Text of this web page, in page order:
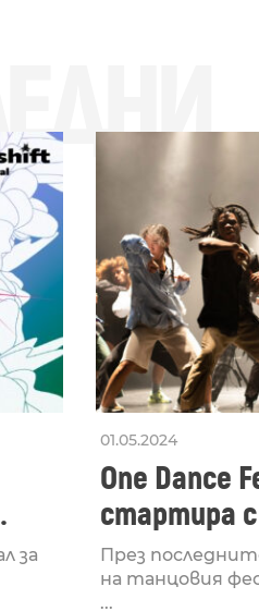
за
01.05.2024
One Dance
стартира
Lucid,
рейв
През
на танцовия
...